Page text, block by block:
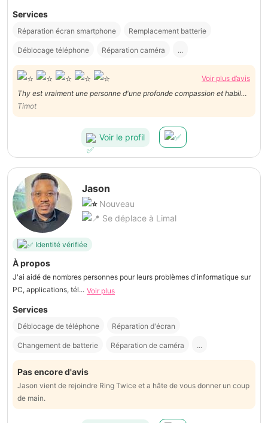
Services
Réparation écran smartphone Remplacement batterie
Déblocage téléphone Réparation caméra ...
Voir plus d’avis
Thy est vraiment une personne d'une profonde compassion et habile
dans son métier de réparateur. Vous pouvez lui faire confiance les
yeux fermés.
Timot
Voir le profil
Jason
Nouveau
Se déplace à Limal
Identité vérifiée
À propos
J'ai aidé de nombres personnes pour leurs problèmes d'informatique sur
PC, applications, tél... Voir plus
Services
Déblocage de téléphone Réparation d'écran
Changement de batterie Réparation de caméra ...
Pas encore d'avis
Jason vient de rejoindre Ring Twice et a hâte de vous donner un coup
de main.